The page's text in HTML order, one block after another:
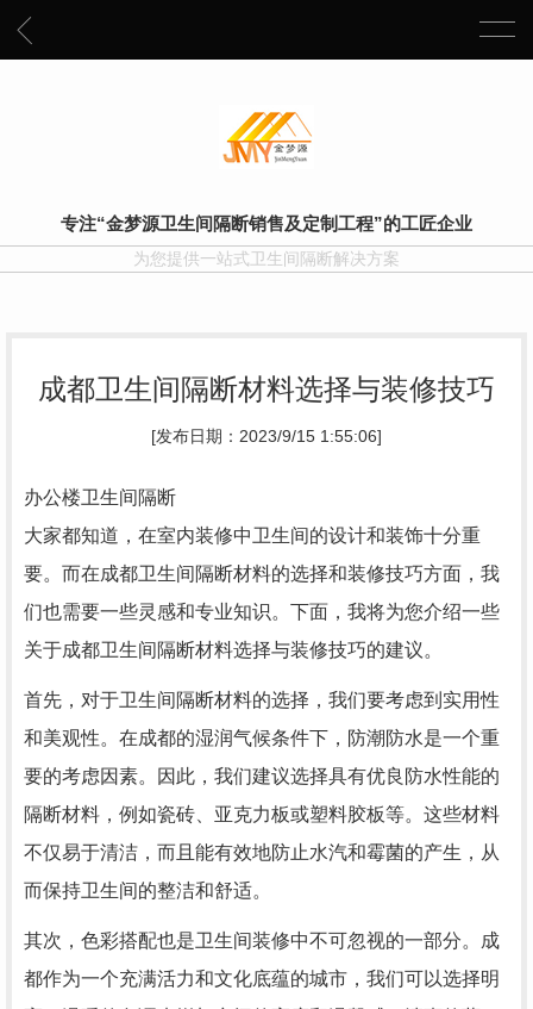
专注“金梦源卫生间隔断销售及定制工程”的工匠企业
为您提供一站式卫生间隔断解决方案
成都卫生间隔断材料选择与装修技巧
[发布日期：2023/9/15 1:55:06]
办公楼卫生间隔断
大家都知道，在室内装修中卫生间的设计和装饰十分重
要。而在成都卫生间隔断材料的选择和装修技巧方面，我
们也需要一些灵感和专业知识。下面，我将为您介绍一些
关于成都卫生间隔断材料选择与装修技巧的建议。
首先，对于卫生间隔断材料的选择，我们要考虑到实用性
和美观性。在成都的湿润气候条件下，防潮防水是一个重
要的考虑因素。因此，我们建议选择具有优良防水性能的
隔断材料，例如瓷砖、亚克力板或塑料胶板等。这些材料
不仅易于清洁，而且能有效地防止水汽和霉菌的产生，从
而保持卫生间的整洁和舒适。
其次，色彩搭配也是卫生间装修中不可忽视的一部分。成
都作为一个充满活力和文化底蕴的城市，我们可以选择明